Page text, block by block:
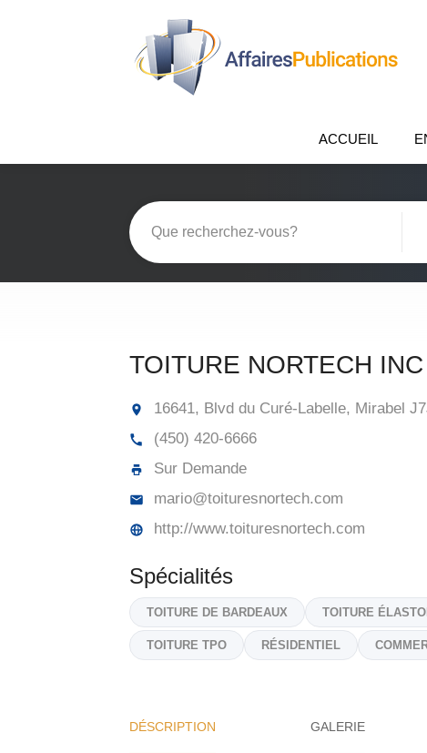
ACCUEIL
TOITURE NORTECH INC
16641, Blvd du Curé-Labelle, Mirabel
(450) 420-6666
Sur Demande
mario@toituresnortech.com
http://www.toituresnortech.com
Spécialités
TOITURE DE BARDEAUX TOITURE
TOITURE TPO RÉSIDENTIEL
DÉSCRIPTION GALERIE